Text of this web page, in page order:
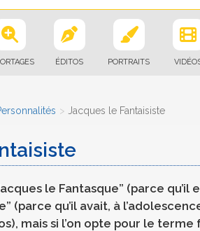
ÉDITOS PORTRAITS
Jacques le Fantaisiste
le Fantasque” (parce
(parce qu’il avait, à
mais si l’on opte pour le